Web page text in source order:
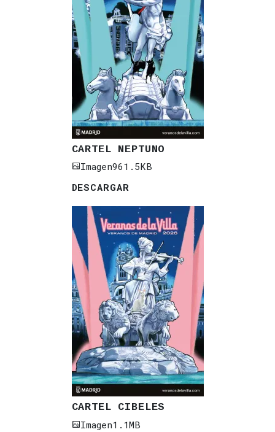
CARTEL NEPTUNO
Imagen961.5KB
DESCARGAR
CARTEL CIBELES
Imagen1.1MB